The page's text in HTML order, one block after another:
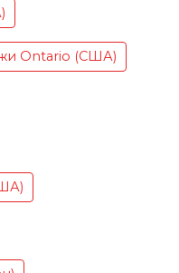
Ontario (США)